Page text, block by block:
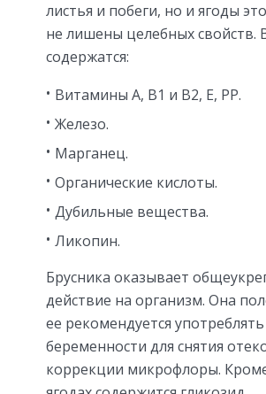
листья и побеги, но и ягоды
не лишены целебных свойств.
содержатся:
Витамины А, В1 и В2, Е, РР.
Железо.
Марганец.
Органические кислоты.
Дубильные вещества.
Ликопин.
Брусника оказывает
действие на организм. Она
ее рекомендуется
беременности для снятия
коррекции микрофлоры.